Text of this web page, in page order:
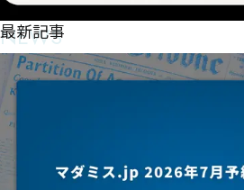
NEWS
最新記事